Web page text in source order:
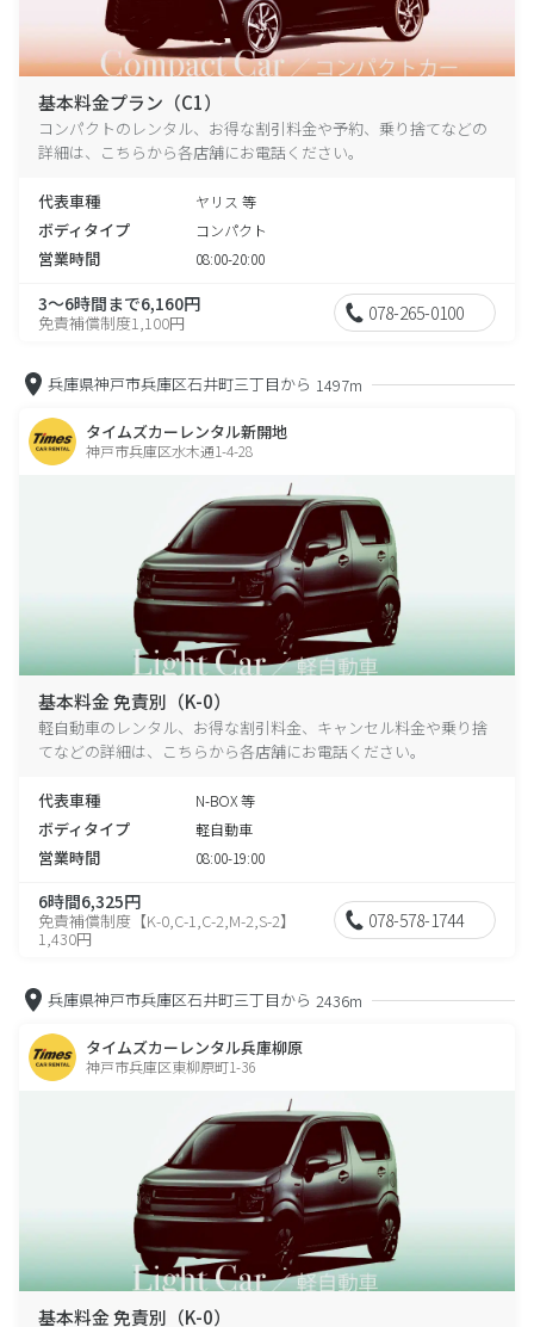
基本料金プラン（C1）
コンパクトのレンタル、お得な割引料金や予約、乗り捨てなどの
詳細は、こちらから各店舗にお電話ください。
代表車種 ヤリス 等
ボディタイプ コンパクト
営業時間 08:00-20:00
3～6時間まで6,160円
免責補償制度1,100円 078-265-0100
兵庫県神戸市兵庫区石井町三丁目から 1497m
タイムズカーレンタル新開地
神戸市兵庫区水木通1-4-28
基本料金 免責別（K-0）
軽自動車のレンタル、お得な割引料金、キャンセル料金や乗り捨
てなどの詳細は、こちらから各店舗にお電話ください。
代表車種 N-BOX 等
ボディタイプ 軽自動車
営業時間 08:00-19:00
6時間6,325円
免責補償制度【K-0,C-1,C-2,M-2,S-2】
1,430円
078-578-1744
兵庫県神戸市兵庫区石井町三丁目から 2436m
タイムズカーレンタル兵庫柳原
神戸市兵庫区東柳原町1-36
基本料金 免責別（K-0）